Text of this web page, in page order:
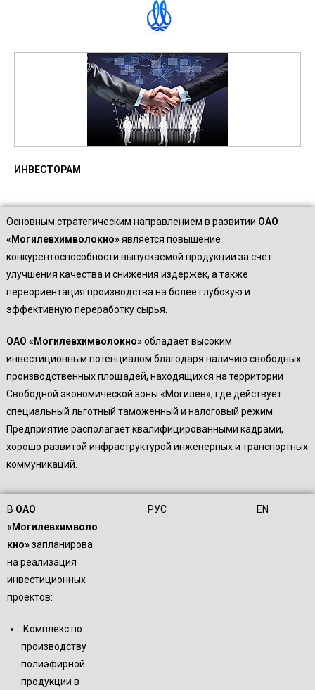
ИНВЕСТОРАМ
Основным стратегическим направлением в развитии ОАО
«Могилевхимволокно»является повышение
конкурентоспособности выпускаемой продукции за счет
улучшения качества и снижения издержек, а также
переориентация производства на более глубокую и
эффективную переработку сырья.
ОАО «Могилевхимволокно»обладает высоким
инвестиционным потенциалом благодаря наличию свободных
производственных площадей, находящихся на территории
Свободной экономической зоны «Могилев», где действует
специальный льготный таможенный и налоговый режим.
Предприятие располагает квалифицированными кадрами,
хорошо развитой инфраструктурой инженерных и транспортных
коммуникаций.
В ОАО
«Могилевхимволо
кно»запланирова
на реализация
инвестиционных
проектов:
Комплекс по
производству
полиэфирной
продукции в
РУС EN